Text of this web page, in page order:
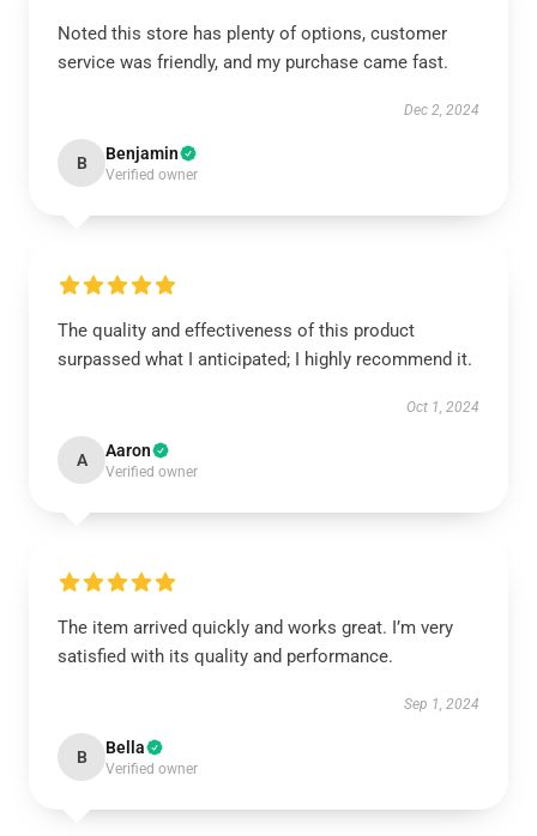
Noted this store has plenty of options, customer
service was friendly, and my purchase came fast.
Dec 2, 2024
B Benjamin
Verified owner
The quality and effectiveness of this product
surpassed what I anticipated; I highly recommend it.
Oct 1, 2024
A Aaron
Verified owner
The item arrived quickly and works great. I’m very
satisfied with its quality and performance.
Sep 1, 2024
B Bella
Verified owner